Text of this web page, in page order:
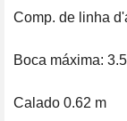
Comp. de linha
Boca máxima:
Calado 0.62 m